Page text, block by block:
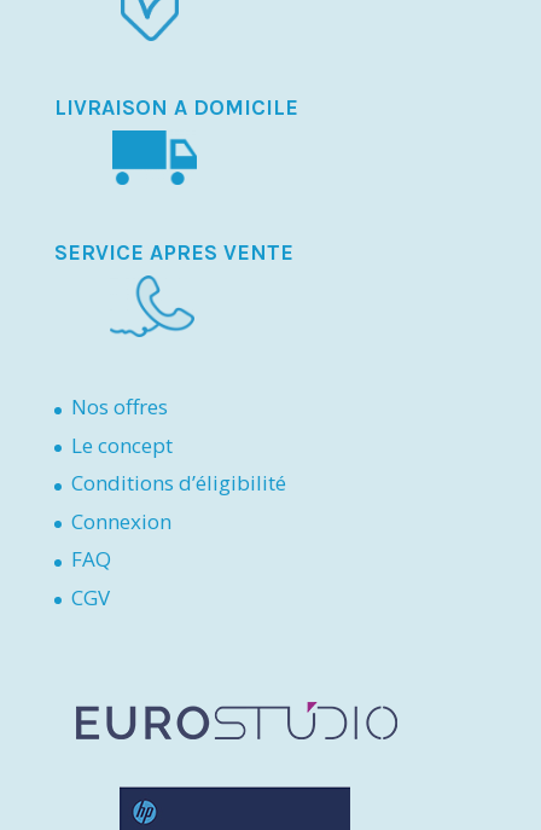
LIVRAISON A DOMICILE
SERVICE APRES VENTE
Nos offres
Le concept
Conditions d’éligibilité
Connexion
FAQ
CGV